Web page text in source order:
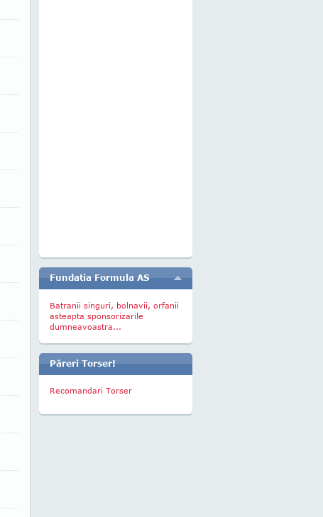
Fundatia Formula AS
Batranii singuri, bolnavii, orfanii
asteapta sponsorizarile
dumneavoastra...
Păreri Torser!
Recomandari Torser